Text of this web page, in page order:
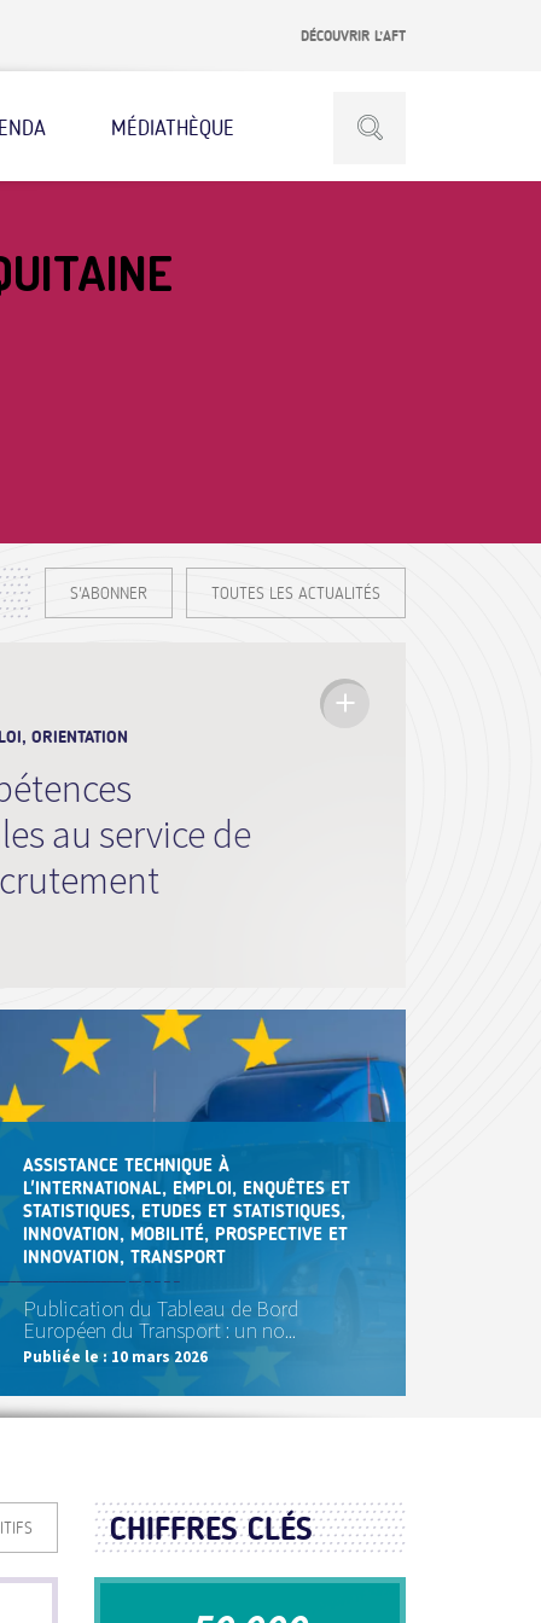
DÉCOUVRIR L’AFT
MÉDIATHÈQUE
S'ABONNER TOUTES LES ACTUALITÉS
ORIENTATION
au service de
ASSISTANCE TECHNIQUE À
L'INTERNATIONAL, EMPLOI, ENQUÊTES ET
STATISTIQUES, ETUDES ET STATISTIQUES,
INNOVATION, MOBILITÉ, PROSPECTIVE ET
INNOVATION, TRANSPORT
Publication du Tableau de Bord
Européen du Transport : un no...
Publiée le : 10 mars 2026
CHIFFRES CLÉS